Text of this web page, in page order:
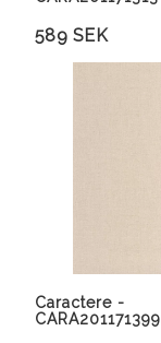
589 SEK
Caractere -
CARA201171399